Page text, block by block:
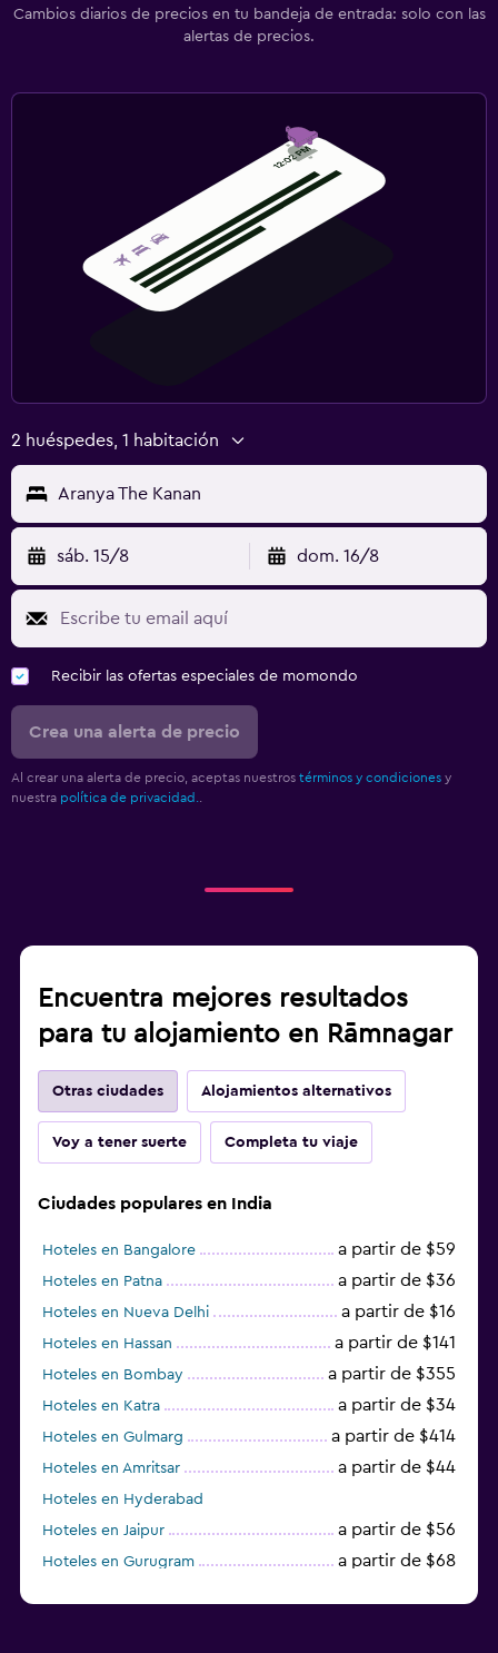
Cambios diarios de precios en tu bandeja de entrada: solo con las
alertas de precios.
2 huéspedes, 1 habitación
Aranya The Kanan
sáb. 15/8 dom. 16/8
Recibir las ofertas especiales de momondo
Crea una alerta de precio
Al crear una alerta de precio, aceptas nuestros términos y condiciones y
nuestra política de privacidad.
Encuentra mejores resultados
para tu alojamiento en Rāmnagar
Otras ciudades Alojamientos alternativos
Voy a tener suerte Completa tu viaje
Ciudades populares en India
Hoteles en Bangalore a partir de $59
Hoteles en Patna a partir de $36
Hoteles en Nueva Delhi a partir de $16
Hoteles en Hassan a partir de $141
Hoteles en Bombay a partir de $355
Hoteles en Katra a partir de $34
Hoteles en Gulmarg a partir de $414
Hoteles en Amritsar a partir de $44
Hoteles en Hyderabad
Hoteles en Jaipur
a partir de $56
Hoteles en Gurugram a partir de $68